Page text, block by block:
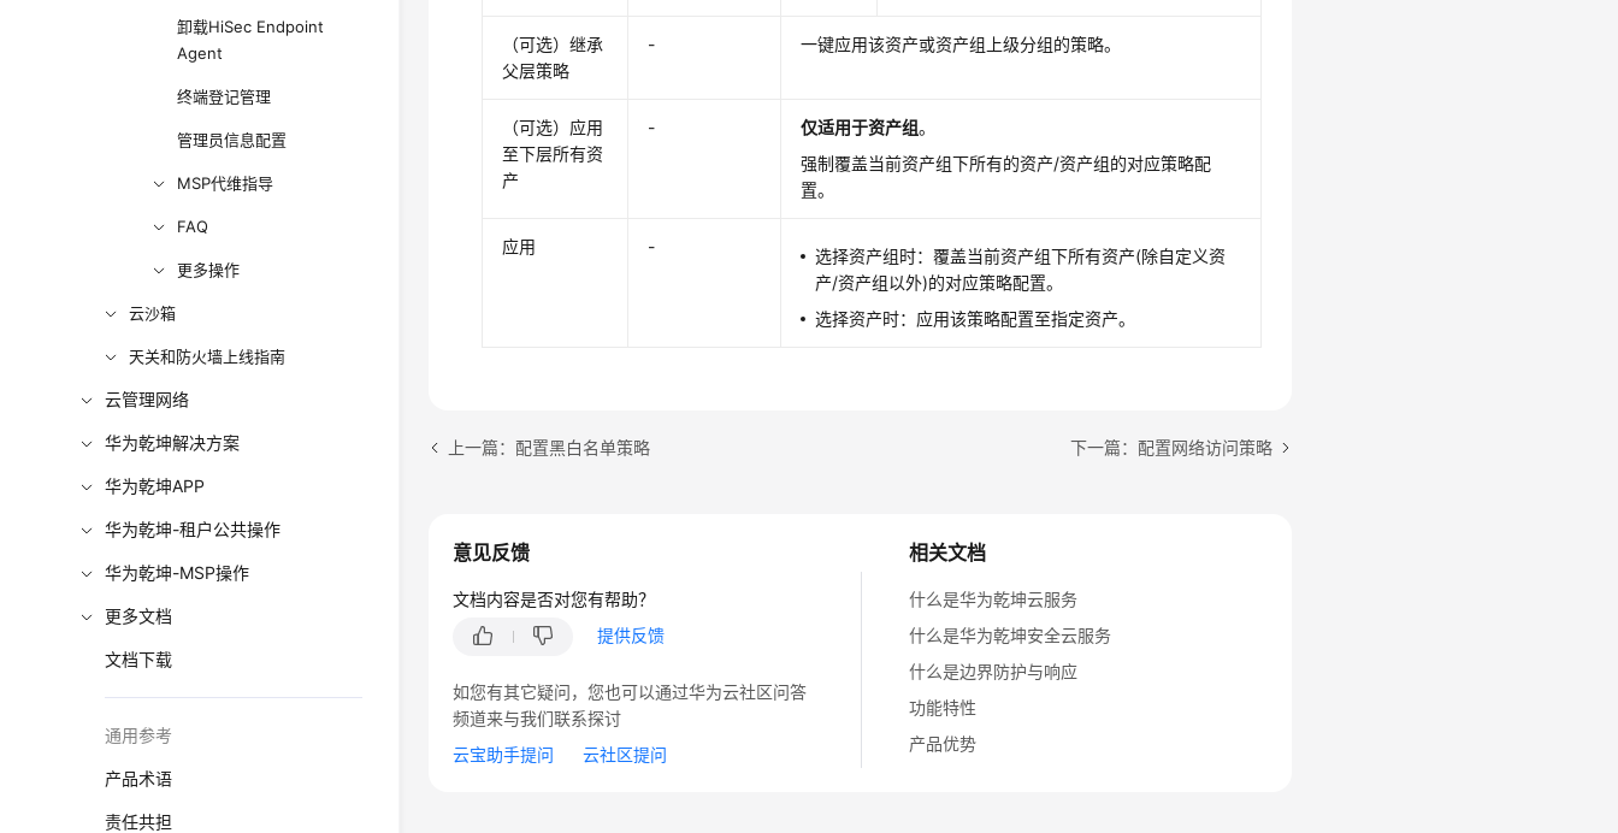
卸载HiSec Endpoint
Agent
终端登记管理
管理员信息配置
MSP代维指导
FAQ
更多操作
云沙箱
天关和防火墙上线指南
云管理网络
华为乾坤解决方案
华为乾坤APP
华为乾坤-租户公共操作
华为乾坤-MSP操作
更多文档
文档下载
通用参考
产品术语
责任共担
（可选）继承
父层策略
- 一键应用该资产或资产组上级分组的策略。
（可选）应用
至下层所有资
产
- 仅适用于资产组。
强制覆盖当前资产组下所有的资产/资产组的对应策略配
置。
应用 -
选择资产组时：覆盖当前资产组下所有资产(除自定义资
产/资产组以外)的对应策略配置。
选择资产时：应用该策略配置至指定资产。
上一篇：配置黑白名单策略 下一篇：配置网络访问策略
相关文档
什么是华为乾坤云服务
什么是华为乾坤安全云服务
什么是边界防护与响应
功能特性
产品优势
意见反馈
文档内容是否对您有帮助？
提供反馈
如您有其它疑问，您也可以通过华为云社区问答
频道来与我们联系探讨
云宝助手提问
云社区提问